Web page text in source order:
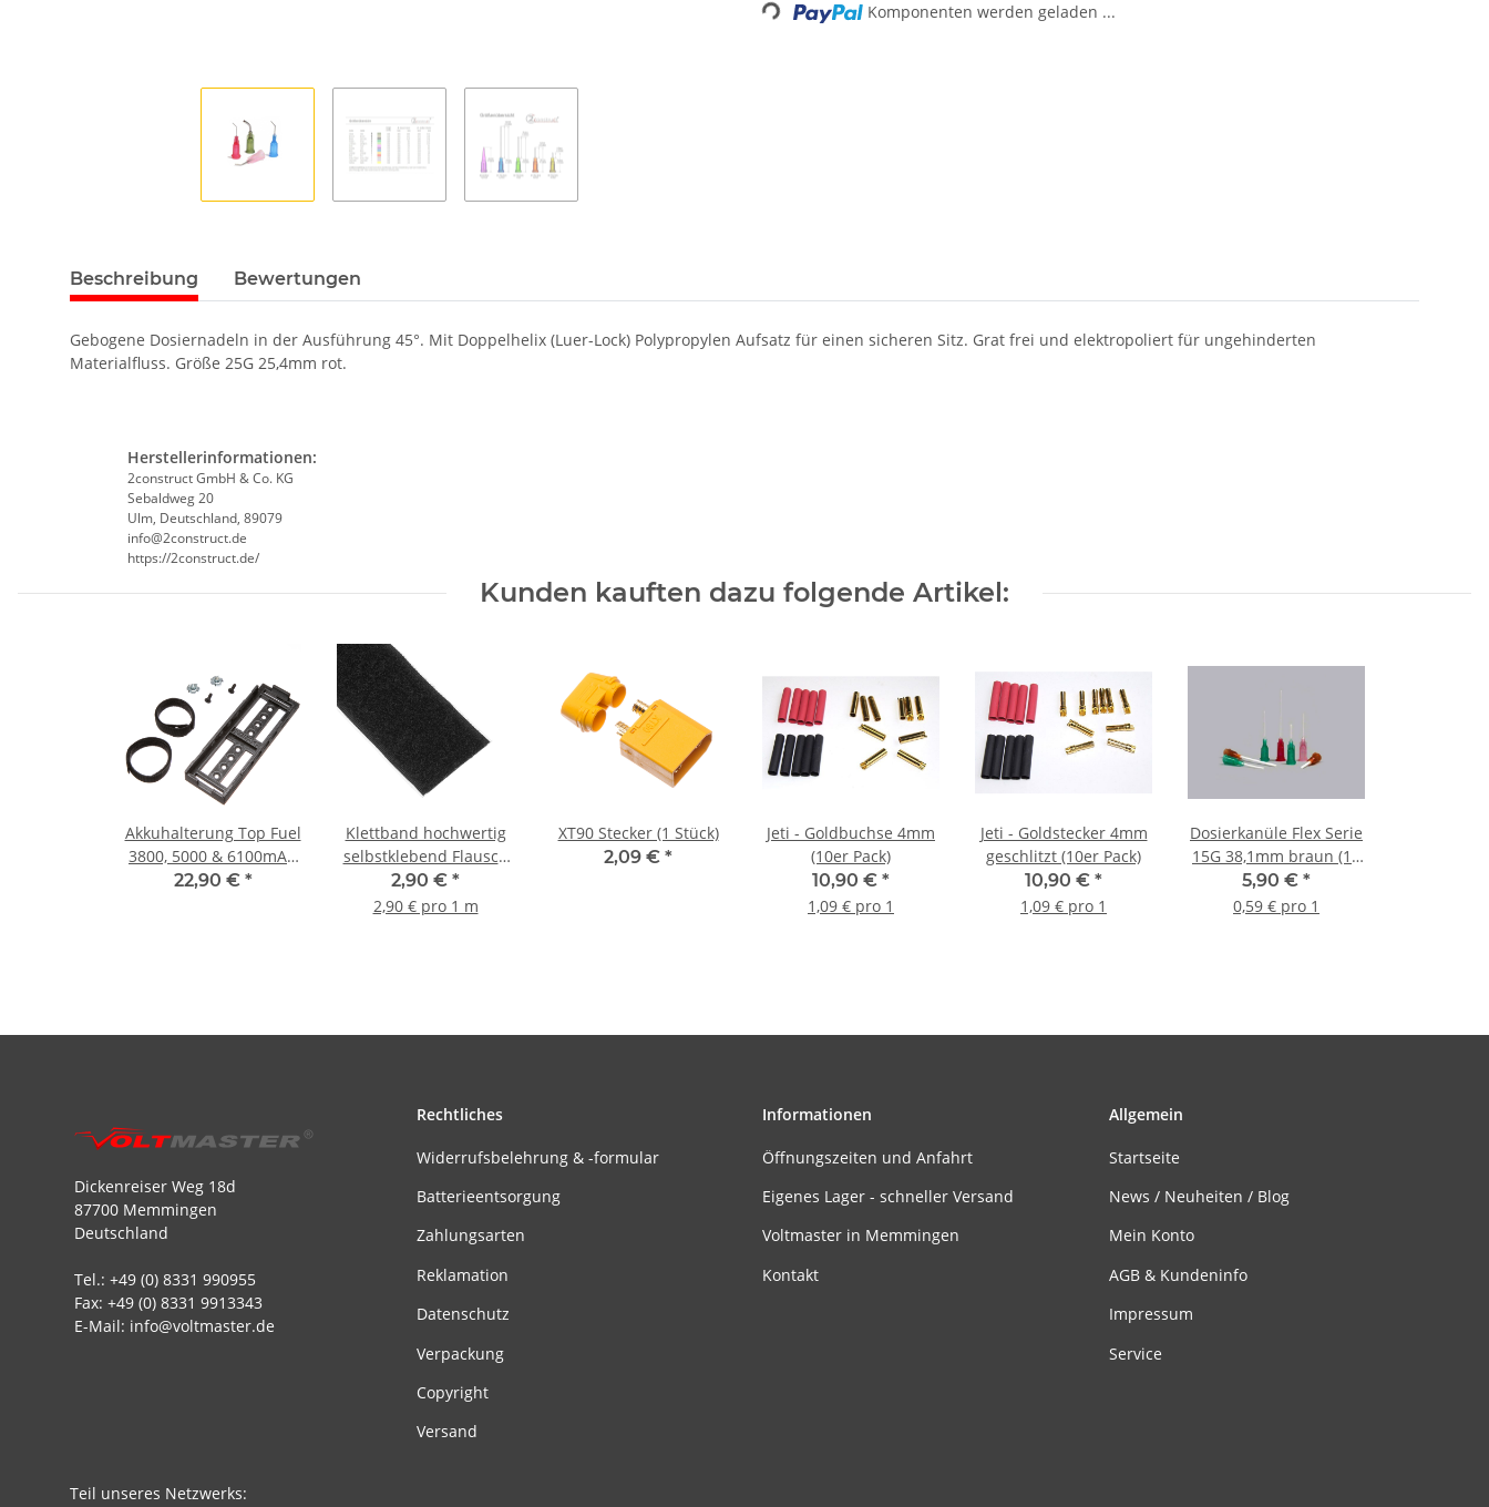
Loading... Komponenten werden geladen ...
Beschreibung Bewertungen
Gebogene Dosiernadeln in der Ausführung 45°. Mit Doppelhelix (Luer-Lock) Polypropylen Aufsatz für einen sicheren Sitz. Grat frei und elektropoliert für ungehinderten
Materialfluss. Größe 25G 25,4mm rot.
Herstellerinformationen:
2construct GmbH & Co. KG
Sebaldweg 20
Ulm, Deutschland, 89079
info@2construct.de
https://2construct.de/
Kunden kauften dazu folgende Artikel:
Akkuhalterung Top Fuel
3800, 5000 & 6100mAh
& MTAG
22,90 € *
Klettband hochwertig
selbstklebend Flausch
20mm - 1m
2,90 € *
2,90 € pro 1 m
XT90 Stecker (1 Stück)
2,09 € *
Jeti - Goldbuchse 4mm
(10er Pack)
10,90 € *
1,09 € pro 1
Jeti - Goldstecker 4mm
geschlitzt (10er Pack)
10,90 € *
1,09 € pro 1
Dosierkanüle Flex Serie
15G 38,1mm braun (10
Stück)
5,90 € *
0,59 € pro 1
Dickenreiser Weg 18d
87700 Memmingen
Deutschland
Tel.: +49 (0) 8331 990955
Fax: +49 (0) 8331 9913343
E-Mail: info@voltmaster.de
Rechtliches
Widerrufsbelehrung & -formular
Batterieentsorgung
Zahlungsarten
Reklamation
Datenschutz
Verpackung
Copyright
Versand
Informationen
Öffnungszeiten und Anfahrt
Eigenes Lager - schneller Versand
Voltmaster in Memmingen
Kontakt
Allgemein
Startseite
News / Neuheiten / Blog
Mein Konto
AGB & Kundeninfo
Impressum
Service
Teil unseres Netzwerks: